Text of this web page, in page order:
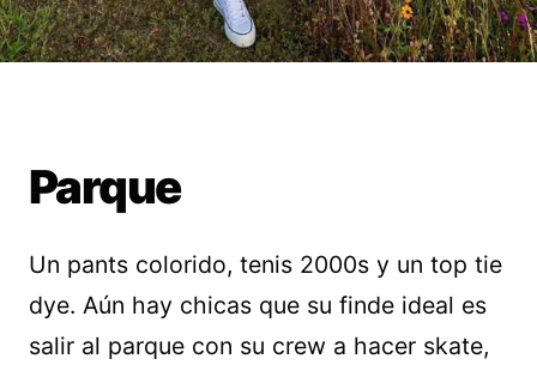
Parque
Un pants colorido, tenis 2000s y un top tie
dye. Aún hay chicas que su finde ideal es
salir al parque con su crew a hacer skate,